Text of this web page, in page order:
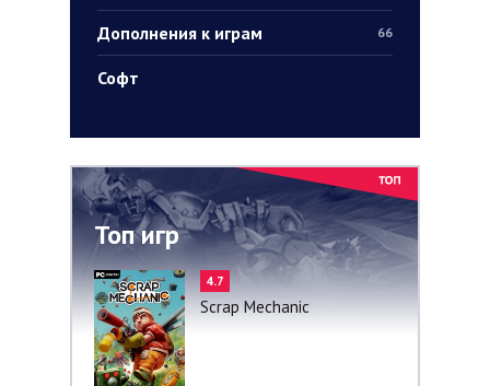
Дополнения к играм 66
Софт
Топ игр
4.7
Scrap Mechanic